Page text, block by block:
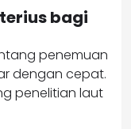
bagi
penemuan
dengan cepat.
penelitian laut